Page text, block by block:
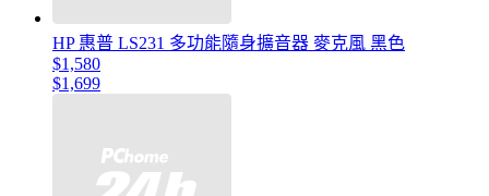
HP 惠普 LS231 多功能隨身擴音器 麥克風 黑色
$1,580
$1,699